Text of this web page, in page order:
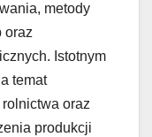
metody
oraz
Istotnym
temat
oraz
produkcji